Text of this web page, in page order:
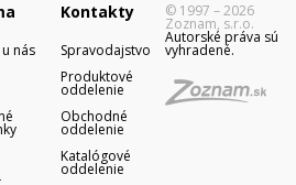
nás
Kontakty
Spravodajstvo
Produktové
oddelenie
Obchodné
oddelenie
Katalógové
oddelenie
© 1997 – 2026
Zoznam, s.r.o.
Autorské práva sú
vyhradené.